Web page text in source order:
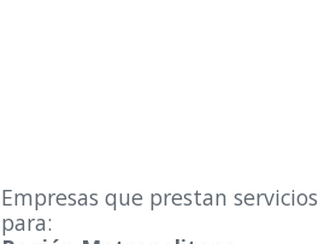
Empresas que prestan servicios
para: